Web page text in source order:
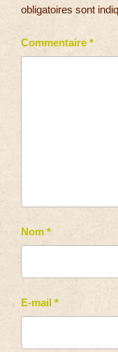
obligatoires sont
Commentaire *
Nom *
E-mail *